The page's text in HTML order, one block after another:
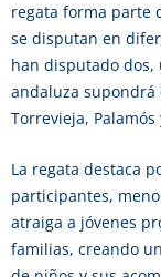
regata forma parte
se disputan en
han disputado dos,
andaluza supondrá
Torrevieja, Palamós
La regata destaca
participantes,
atraiga a jóvenes
familias, creando